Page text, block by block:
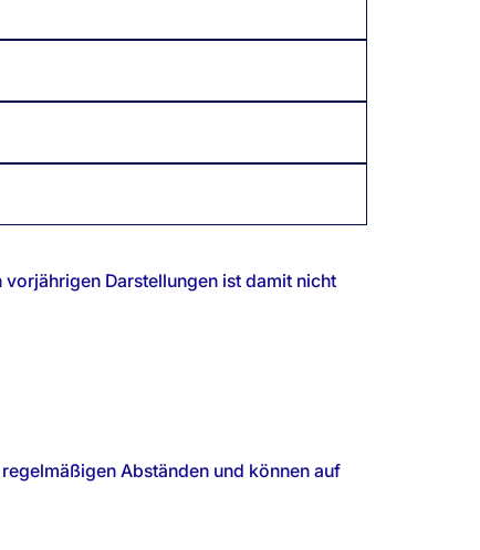
Darstellungen ist damit nicht
Abständen und können auf